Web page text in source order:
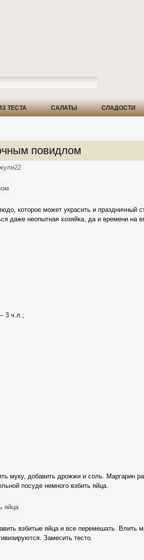
ТЕСТА САЛАТЫ СЛАДОСТИ
повидлом
которое может украсить и
даже неопытная хозяйка, да и времени на
3 ч.л.;
муку, добавить дрожжи и соль. Маргарин
посуде немного взбить яйца.
взбитые яйца и все перемешать.
Замесить тесто.